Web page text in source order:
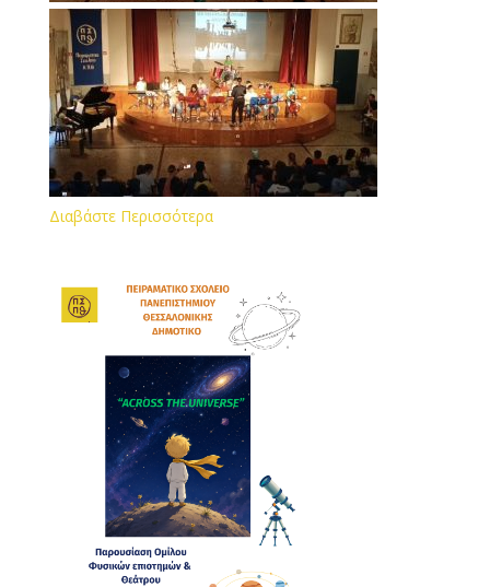
Διαβάστε Περισσότερα